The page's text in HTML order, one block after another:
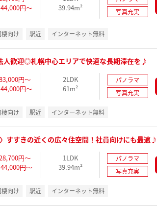
円～
39.94m²
写真充実
棲向け 駅近 インターネット無料
人歓迎◎札幌中心エリアで快適な長期滞在を♪
円～
円～
2LDK
61m²
パノラマ
写真充実
棲向け 駅近 インターネット無料
すすきの近くの広々住空間！社員向けにも最適♪
円～
円～
1LDK
39.94m²
パノラマ
写真充実
棲向け 駅近 インターネット無料